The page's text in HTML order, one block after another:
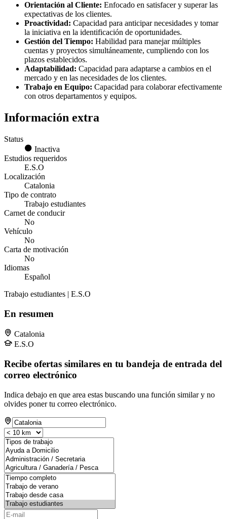
Orientación al Cliente: Enfocado en satisfacer y superar las
expectativas de los clientes.
Proactividad: Capacidad para anticipar necesidades y tomar
la iniciativa en la identificación de oportunidades.
Gestión del Tiempo: Habilidad para manejar múltiples
cuentas y proyectos simultáneamente, cumpliendo con los
plazos establecidos.
Adaptabilidad: Capacidad para adaptarse a cambios en el
mercado y en las necesidades de los clientes.
Trabajo en Equipo: Capacidad para colaborar efectivamente
con otros departamentos y equipos.
Información extra
Status
Inactiva
Estudios requeridos
E.S.O
Localización
Catalonia
Tipo de contrato
Trabajo estudiantes
Carnet de conducir
No
Vehículo
No
Carta de motivación
No
Idiomas
Español
Trabajo estudiantes | E.S.O
En resumen
Catalonia
E.S.O
Recibe ofertas similares en tu bandeja de entrada del
correo electrónico
Indica debajo en que area estas buscando una función similar y no
olvides poner tu correo electrónico.